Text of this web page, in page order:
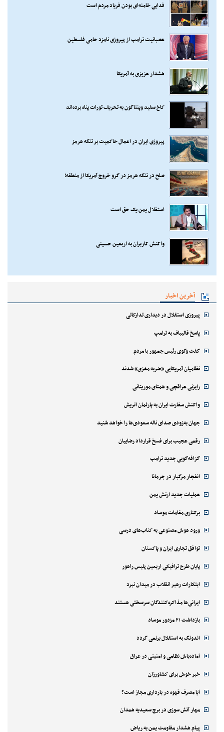
فدایی خامنه‌ای بودن فریاد مردم است
عصبانیت ترامپ از پیروزی نامزد حامی فلسطین
هشدار عزیزی به آمریکا
کاخ سفید وپنتاگون به تحریف تورات پناه برده‌اند
پیروزی ایران در اعمال حاکمیت بر تنگه هرمز
صلح در تنگه هرمز در گرو خروج آمریکا از منطقه!
استقلال یمن یک حق است
واکنش کاربران به اربعین حسینی
آخرین اخبار
پیروزی استقلال در دیداری تدارکاتی
پاسخ قالیباف به ترامپ
گفت وگوی رئیس جمهور با مردم
نظامیان آمریکایی «ضربه مغزی» شدند
رایزنی عراقچی و همتای موریتانی
واکنش سفارت ایران به پارلمان اتریش
جهان به‌زودی صدای ناله سعودی‌ها را خواهد شنید
رقمی عجیب برای فسخ قرارداد رضاییان
گزافه‌گویی جدید ترامپ
انفجار مرگبار در جرمانا
عملیات جدید ارتش یمن
برکناری مقامات موساد
ورود هوش مصنوعی به کتاب‌های درسی
توافق تجاری ایران و پاکستان
پایان طرح ترافیکی اربعین پلیس راهور
ابتکارات رهبر انقلاب در میدان نبرد
ایرانی‌ها مذاکره‌کنندگان سرسختی هستند
بازداشت ۲۱ مزدور موساد
اندونگ به استقلال برنمی گردد
آماده‌باش نظامی و امنیتی در عراق
خبر خوش برای کشاورزان
آیا مصرف قهوه در بارداری مجاز است؟
مهار آتش سوزی در برج سعیدیه همدان
پیام هشدار مقاومت یمن به ریاض